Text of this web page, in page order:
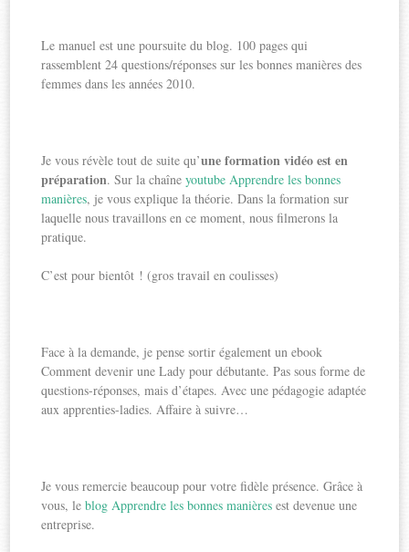
Le manuel est une poursuite du blog. 100 pages qui
rassemblent 24 questions/réponses sur les bonnes manières des
femmes dans les années 2010.
Je vous révèle tout de suite qu’une formation vidéo est en
préparation. Sur la chaîneyoutube Apprendre les bonnes
manières, je vous explique la théorie. Dans la formation sur
laquelle nous travaillons en ce moment, nous filmerons la
pratique.
C’est pour bientôt ! (gros travail en coulisses)
Face à la demande, je pense sortir également un ebook
Comment devenir une Lady pour débutante. Pas sous forme de
questions-réponses, mais d’étapes. Avec une pédagogie adaptée
aux apprenties-ladies. Affaire à suivre…
Je vous remercie beaucoup pour votre fidèle présence. Grâce à
vous, leblog Apprendre les bonnes manières est devenue une
entreprise.